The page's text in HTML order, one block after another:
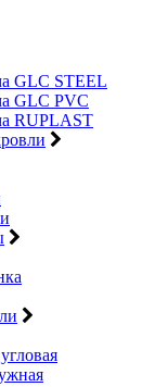
GLC STEEL
GLC PVC
RUPLAST